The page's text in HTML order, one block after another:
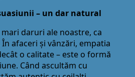
– un dar natural
daruri ale noastre, ca
afaceri și vânzări, empatia
o calitate – este o formă
Când ascultăm cu